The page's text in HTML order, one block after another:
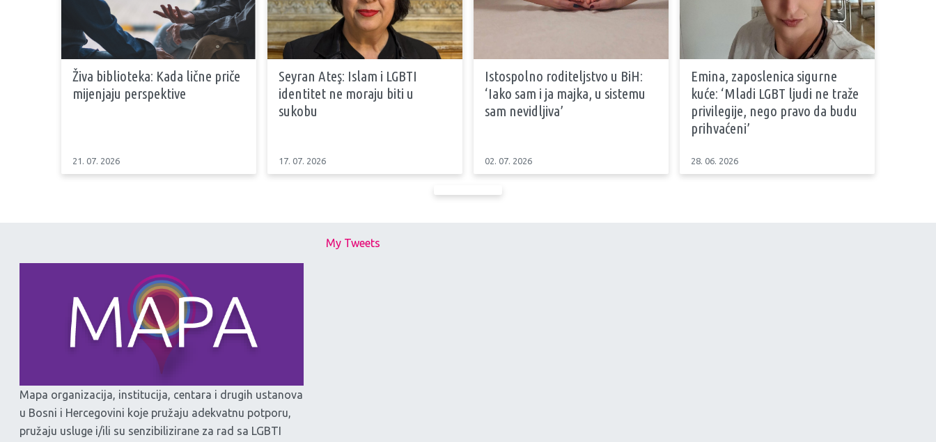
Živa biblioteka: Kada lične priče
mijenjaju perspektive
21. 07. 2026
Seyran Ateş: Islam i LGBTI
identitet ne moraju biti u
sukobu
17. 07. 2026
Istospolno roditeljstvo u BiH:
‘Iako sam i ja majka, u sistemu
sam nevidljiva’
02. 07. 2026
Emina, zaposlenica sigurne
kuće: ‘Mladi LGBT ljudi ne traže
privilegije, nego pravo da budu
prihvaćeni’
28. 06. 2026
Mapa organizacija, institucija, centara i drugih ustanova
u Bosni i Hercegovini koje pružaju adekvatnu potporu,
pružaju usluge i/ili su senzibilizirane za rad sa LGBTI
My Tweets